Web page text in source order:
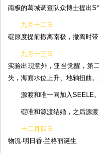
南极的葛城调查队众博士提出
九月十二日
碇原度提前撤离南极，撤离时带
九月十三日
实验出现意外，亚当觉醒，第
失，海面水位上升、地轴扭曲
源渡和唯一同加入SEELE。
碇唯和源渡结婚，之后源渡
十二月四日
物流·明日香·兰格丽诞生